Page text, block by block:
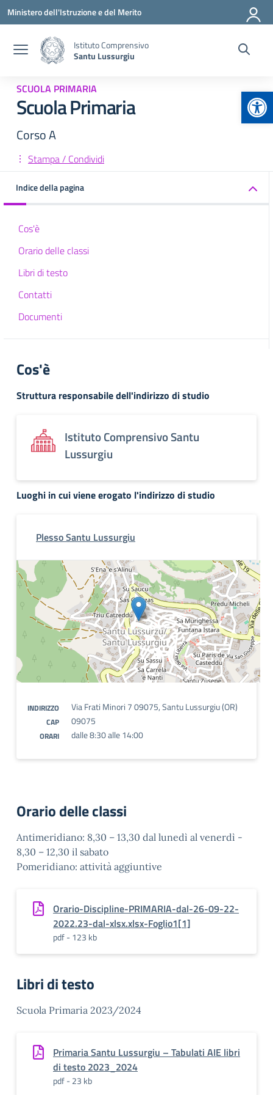
Vai ai contenuti
Vai al menu di navigazione
Vai al footer
Ministero dell'Istruzione e del Merito
Istituto Comprensivo
Santu Lussurgiu
SCUOLA PRIMARIA
Scuola Primaria
Corso A
Stampa / Condividi
Indice della pagina
Cos'è
Orario delle classi
Libri di testo
Contatti
Documenti
Cos'è
Struttura responsabile dell'indirizzo di studio
Istituto Comprensivo Santu
Lussurgiu
Luoghi in cui viene erogato l'indirizzo di studio
Plesso Santu Lussurgiu
INDIRIZZO Via Frati Minori 7 09075, Santu Lussurgiu (OR)
CAP 09075
ORARI dalle 8:30 alle 14:00
Orario delle classi
Antimeridiano: 8,30 – 13,30 dal lunedì al venerdì -
8,30 – 12,30 il sabato
Pomeridiano: attività aggiuntive
Orario-Discipline-PRIMARIA-dal-26-09-22-
2022.23-dal-xlsx.xlsx-Foglio1[1]
pdf - 123 kb
Libri di testo
Scuola Primaria 2023/2024
Primaria Santu Lussurgiu – Tabulati AIE libri
di testo 2023_2024
pdf - 23 kb